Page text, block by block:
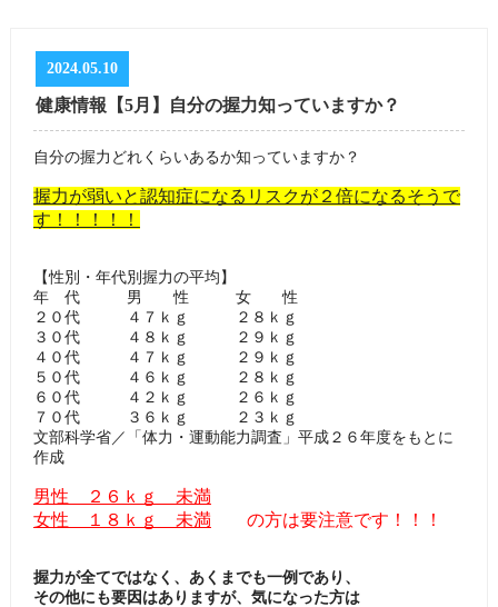
2024.05.10
健康情報【5月】自分の握力知っていますか？
自分の握力どれくらいあるか知っていますか？
握力が弱いと認知症になるリスクが２倍になるそうで
す！！！！！
【性別・年代別握力の平均】
年 代 男 性 女 性
２０代 ４７ｋｇ ２８ｋｇ
３０代 ４８ｋｇ ２９ｋｇ
４０代 ４７ｋｇ ２９ｋｇ
５０代 ４６ｋｇ ２８ｋｇ
６０代 ４２ｋｇ ２６ｋｇ
７０代 ３６ｋｇ ２３ｋｇ
文部科学省／「体力・運動能力調査」平成２６年度をもとに
作成
男性 ２６ｋｇ 未満
女性 １８ｋｇ 未満
の方は要注意です！！！
握力が全てではなく、 あくまでも一例であり、
その他にも要因はありますが、気になった方は